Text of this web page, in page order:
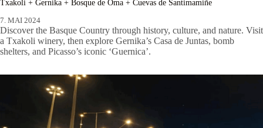
Txakoli + Gernika + Bosque de Oma + Cuevas de Santimamiñe
7. MAI 2024
Discover the Basque Country through history, culture, and nature. Visit
a Txakoli winery, then explore Gernika’s Casa de Juntas, bomb
shelters, and Picasso’s iconic ‘Guernica’.